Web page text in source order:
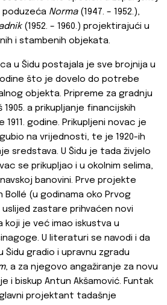
poduzeća Norma(1947. – 1952.),
(1952. – 1960.) projektirajući u
i stambenih objekata.
u Šidu postajala je sve brojnija u
što je dovelo do potrebe
objekta. Pripreme za gradnju
a prikupljanje financijskih
godine. Prikupljeni novac je
na vrijednosti, te je 1920-ih
sredstava. U Šidu je tada živjelo
se prikupljao i u okolnim selima,
banovini. Prve projekte
Bollé (u godinama oko Prvog
zastare prihvaćen novi
koji je već imao iskustva u
U literaturi se navodi i da
gradio i upravnu zgradu
, a za njegovo angažiranje za novu
i biskup Antun Akšamović. Funtak
projektant tadašnje